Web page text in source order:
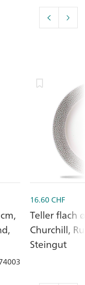
16.60CHF
Teller flach
Churchill,
Steingut